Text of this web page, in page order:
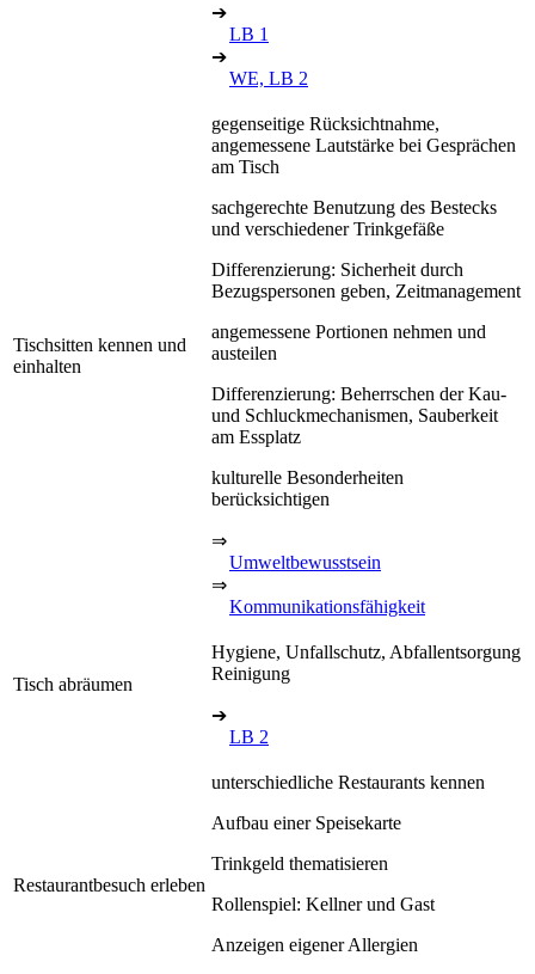
➔
LB 1
➔
WE, LB 2
Tischsitten kennen und
einhalten
gegenseitige Rücksichtnahme,
angemessene Lautstärke bei Gesprächen
am Tisch
sachgerechte Benutzung des Bestecks
und verschiedener Trinkgefäße
Differenzierung: Sicherheit durch
Bezugspersonen geben, Zeitmanagement
angemessene Portionen nehmen und
austeilen
Differenzierung: Beherrschen der Kau-
und Schluckmechanismen, Sauberkeit
am Essplatz
kulturelle Besonderheiten
berücksichtigen
⇒
Umweltbewusstsein
⇒
Kommunikationsfähigkeit
Tisch abräumen
Hygiene, Unfallschutz, Abfallentsorgung
Reinigung
➔
LB 2
Restaurantbesuch erleben
unterschiedliche Restaurants kennen
Aufbau einer Speisekarte
Trinkgeld thematisieren
Rollenspiel: Kellner und Gast
Anzeigen eigener Allergien